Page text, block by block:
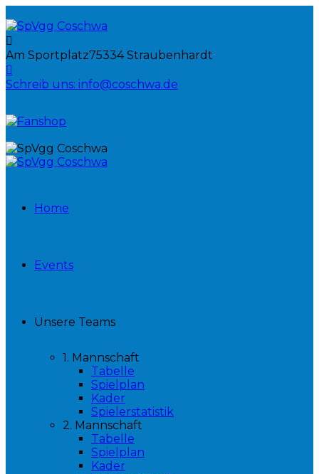
Am Sportplatz75334 Straubenhardt
Schreib uns: info@coschwa.de
Home
Events
Unsere Teams
1. Mannschaft
Tabelle
Spielplan
Kader
Spielerstatistik
2. Mannschaft
Tabelle
Spielplan
Kader